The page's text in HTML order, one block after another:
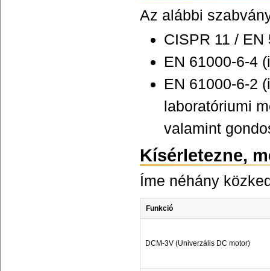
Az alábbi
CISPR 11 /
EN 61000-6-4
EN 61000-6-2
laboratóriumi
valamint
Kísérletezne,
Íme néhány
Funkció
DCM-3V (Univerzális DC motor)